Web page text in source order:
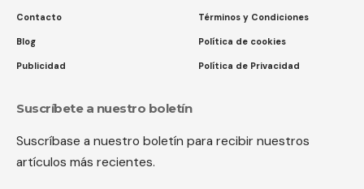
Contacto
Blog
Publicidad
Términos y Condiciones
Política de cookies
Política de Privacidad
Suscríbete a nuestro boletín
Suscríbase a nuestro boletín para recibir nuestros
artículos más recientes.